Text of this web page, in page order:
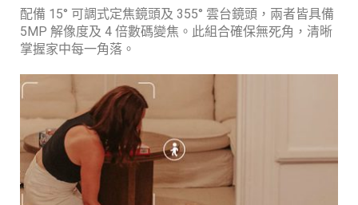
配備 15° 可調式定焦鏡頭及 355° 雲台鏡頭，兩者皆具備
5MP 解像度及 4 倍數碼變焦。此組合確保無死角，清晰
掌握家中每一角落。